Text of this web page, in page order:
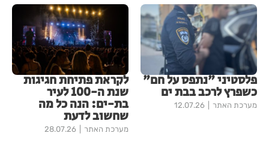
פלסטיני "נתפס על חם"
כשפרץ לרכב בבת ים
מערכת האתר 12.07.26
לקראת פתיחת חגיגות
שנת ה-100 לעיר
בת-ים: הנה כל מה
שחשוב לדעת
מערכת האתר 28.07.26